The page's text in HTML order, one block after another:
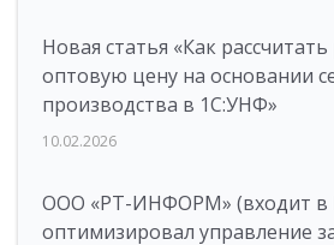
Новая статья «Как
оптовую цену на основании
производства в 1С:УНФ»
10.02.2026
ООО «РТ-ИНФОРМ» (входит в
оптимизировал управление